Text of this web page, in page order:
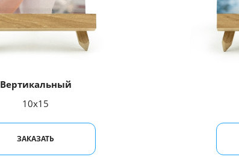
Вертикальный
10x15
ЗАКАЗАТЬ